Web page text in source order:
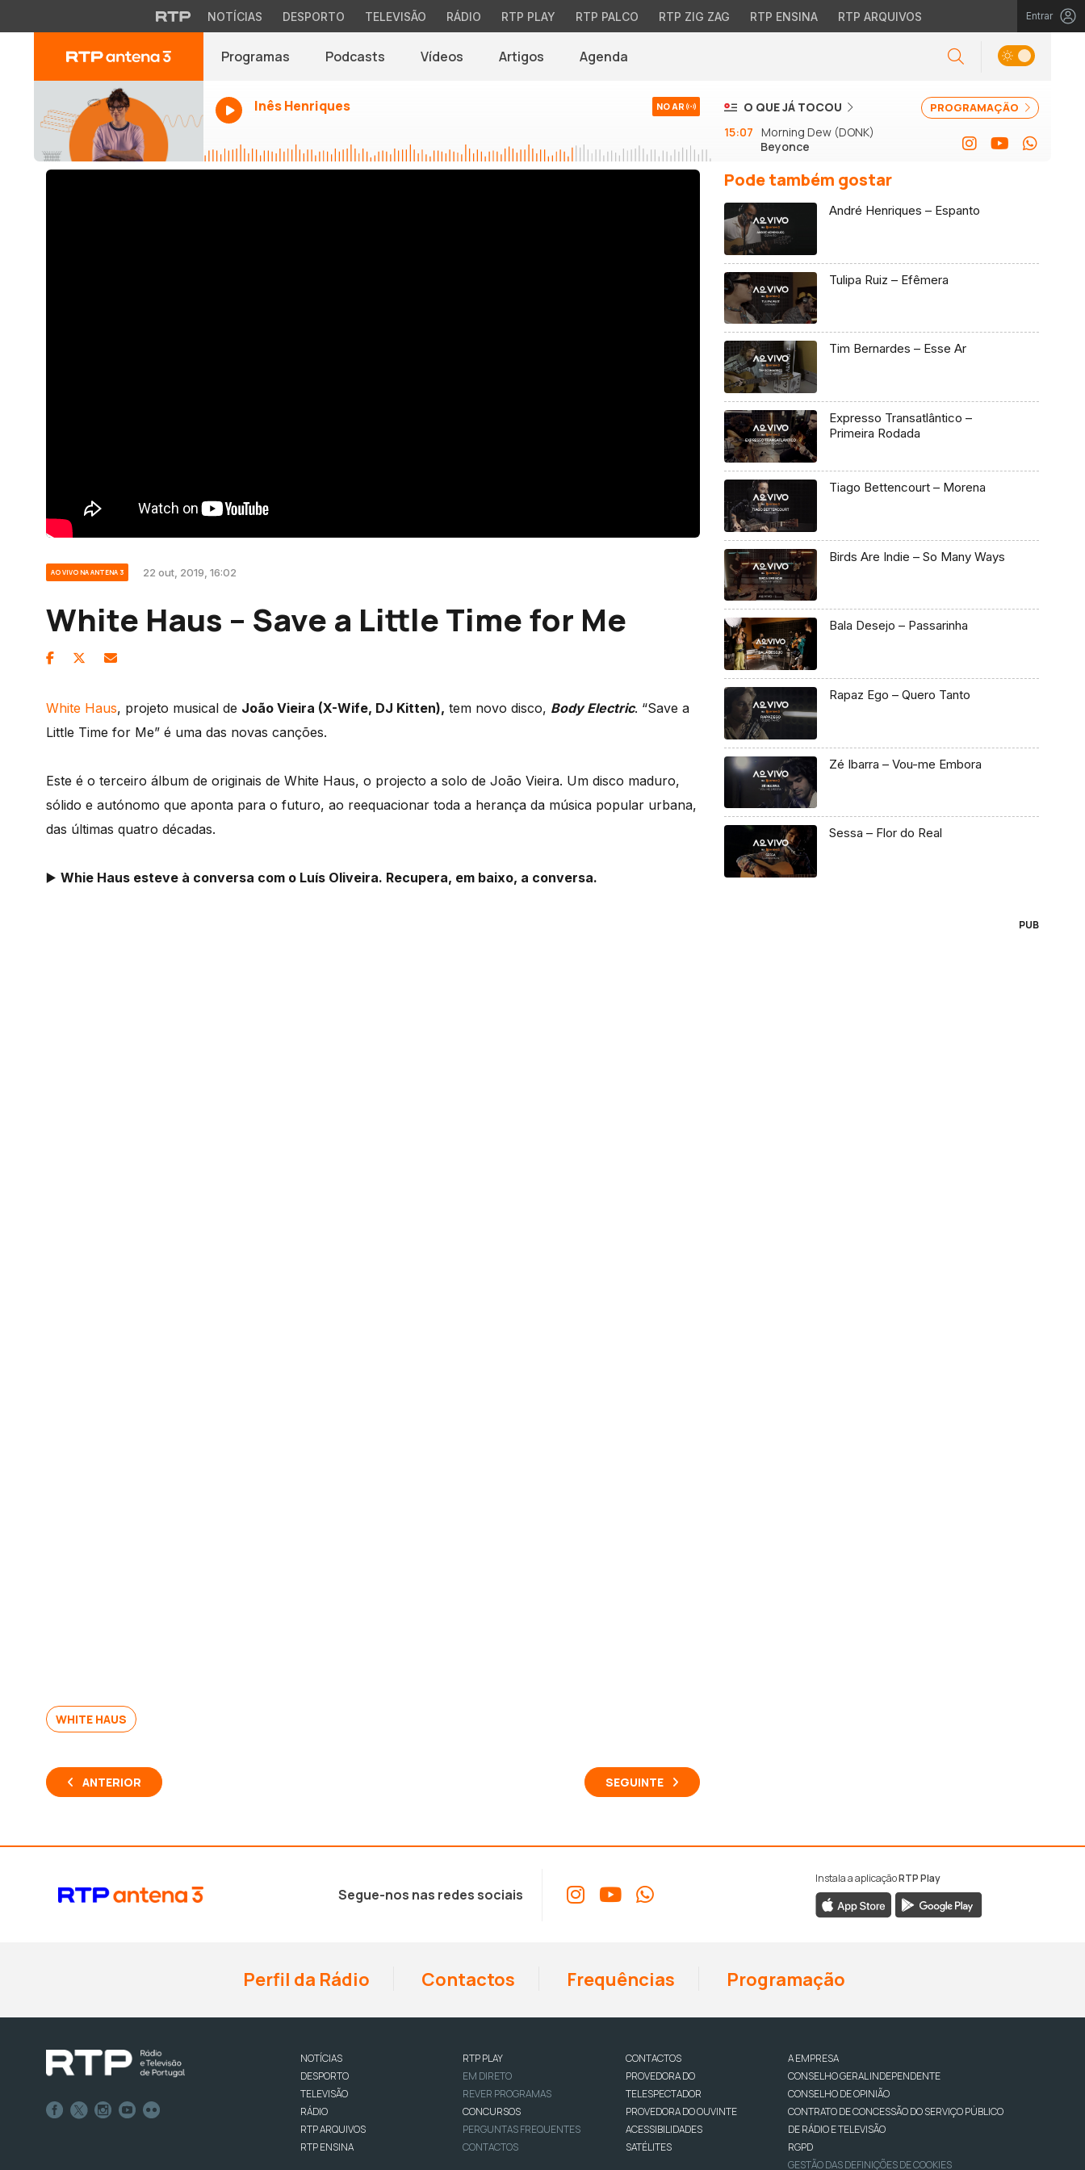
NOTÍCIAS DESPORTO TELEVISÃO RÁDIO RTP PLAY RTP PALCO RTP ZIG ZAG RTP ENSINA RTP ARQUIVOS Entrar
Programas Podcasts Vídeos Artigos Agenda
Inês Henriques NO AR PROGRAMAÇÃO
O QUE JÁ TOCOU
15:07 Morning Dew (DONK)
Beyonce
AO VIVO NA ANTENA 3 22 out, 2019, 16:02
White Haus – Save a Little Time for Me
White Haus, projeto musical de João Vieira (X-Wife, DJ Kitten), tem novo disco, Body Electric. “Save a
Little Time for Me” é uma das novas canções.
Este é o terceiro álbum de originais de White Haus, o projecto a solo de João Vieira. Um disco maduro,
sólido e autónomo que aponta para o futuro, ao reequacionar toda a herança da música popular urbana,
das últimas quatro décadas.
▶️ Whie Haus esteve à conversa com o Luís Oliveira. Recupera, em baixo, a conversa.
WHITE HAUS
ANTERIOR SEGUINTE
Pode também gostar
André Henriques – Espanto
Tulipa Ruiz – Efêmera
Tim Bernardes – Esse Ar
Expresso Transatlântico –
Primeira Rodada
Tiago Bettencourt – Morena
Birds Are Indie – So Many Ways
Bala Desejo – Passarinha
Rapaz Ego – Quero Tanto
Zé Ibarra – Vou-me Embora
Sessa – Flor do Real
PUB
Segue-nos nas redes sociais
Instala a aplicaçãoRTP Play
Perfil da Rádio Contactos Frequências Programação
NOTÍCIAS
DESPORTO
TELEVISÃO
RÁDIO
RTP ARQUIVOS
RTP ENSINA
RTP PLAY
EM DIRETO
REVER PROGRAMAS
CONCURSOS
PERGUNTAS FREQUENTES
CONTACTOS
CONTACTOS
PROVEDORA DO
TELESPECTADOR
PROVEDORA DO OUVINTE
ACESSIBILIDADES
SATÉLITES
A EMPRESA
CONSELHO GERAL INDEPENDENTE
CONSELHO DE OPINIÃO
CONTRATO DE CONCESSÃO DO SERVIÇO PÚBLICO
DE RÁDIO E TELEVISÃO
RGPD
GESTÃO DAS DEFINIÇÕES DE COOKIES